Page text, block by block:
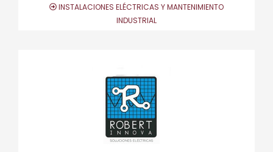
INSTALACIONES ELÉCTRICAS Y MANTENIMIENTO
INDUSTRIAL